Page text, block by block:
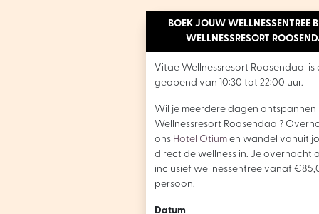
BOEK JOUW WELLNESSENTREE
WELLNESSRESORT
Vitae Wellnessresort Roosendaal is
geopend van 10:30 tot 22:00 uur.
Wil je meerdere dagen ontspannen
Wellnessresort Roosendaal?
ons Hotel Otium en wandel vanuit
direct de wellness in. Je overnacht
inclusief wellnessentree vanaf
persoon.
Datum